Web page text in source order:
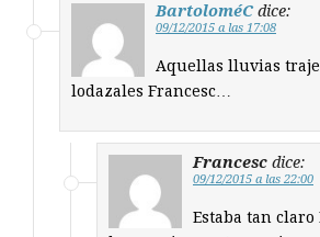
BartoloméC dice:
09/12/2015 a las 17:08
Aquellas lluvias
lodazales Francesc…
Francesc dice:
09/12/2015 a las 22:00
Estaba tan claro